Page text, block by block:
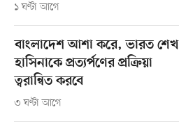
১ ঘণ্টা আগে
বাংলাদেশ আশা করে, ভারত শেখ
হাসিনাকে প্রত্যর্পণের প্রক্রিয়া
ত্বরান্বিত করবে
৩ ঘণ্টা আগে